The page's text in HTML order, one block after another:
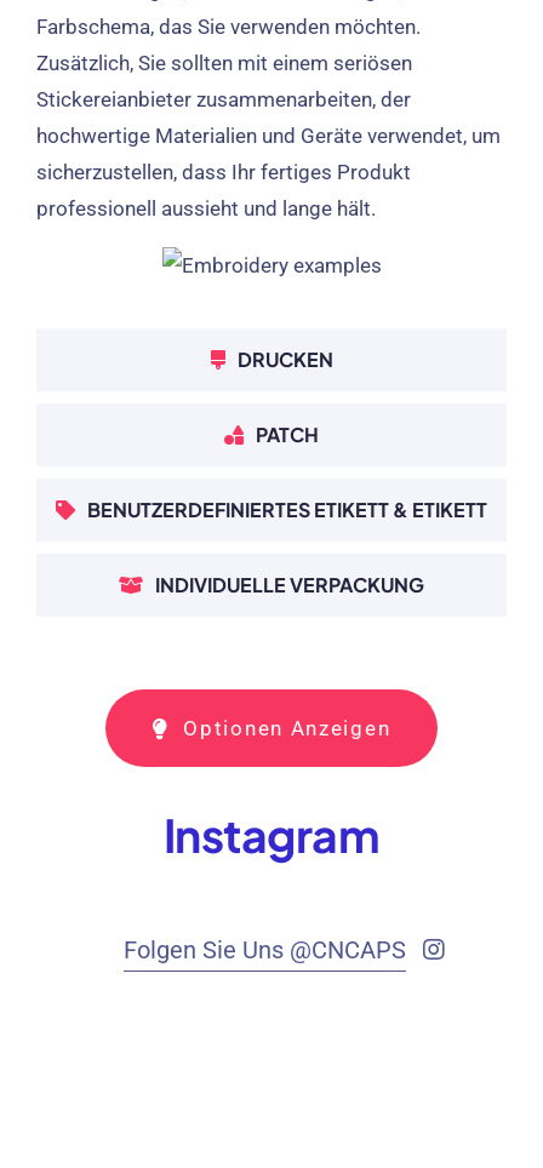
Farbschema, das Sie verwenden möchten.
Zusätzlich, Sie sollten mit einem seriösen
Stickereianbieter zusammenarbeiten, der
hochwertige Materialien und Geräte verwendet, um
sicherzustellen, dass Ihr fertiges Produkt
professionell aussieht und lange hält.
DRUCKEN
PATCH
BENUTZERDEFINIERTES ETIKETT & ETIKETT
INDIVIDUELLE VERPACKUNG
Optionen Anzeigen
Instagram
Folgen Sie Uns @CNCAPS